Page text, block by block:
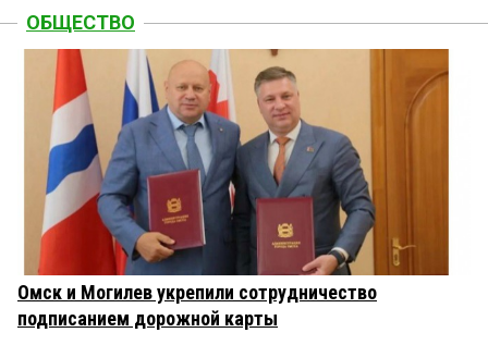
ОБЩЕСТВО
Омск и Могилев укрепили сотрудничество
подписанием дорожной карты